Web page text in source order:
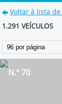
Voltar à lista
1.291 VEÍCULOS
N.° 70